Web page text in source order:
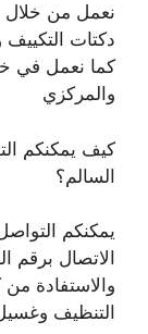
نعمل من خلال
دكتات التكييف
كما نعمل في
والمركزي
كيف يمكنكم
السالم؟
يمكنكم
الاتصال برقم
والاستفادة
التنظيف